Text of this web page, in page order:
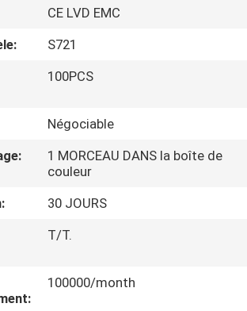
CE LVD EMC
S721
100PCS
Négociable
1 MORCEAU DANS la boîte de
couleur
30 JOURS
T/T.
100000/month